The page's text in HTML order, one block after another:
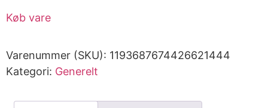
Køb vare
Varenummer (SKU): 1193687674426621444
Kategori: Generelt